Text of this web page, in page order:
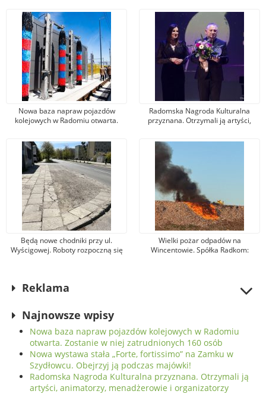
Nowa baza napraw pojazdów
kolejowych w Radomiu otwarta.
osób
Radomska Nagroda Kulturalna
przyznana. Otrzymali ją artyści,
organizatorzy wydarzeń
Będą nowe chodniki przy ul.
Wyścigowej. Roboty rozpoczną się
Wielki pożar odpadów na
Wincentowie. Spółka Radkom:
Reklama
Najnowsze wpisy
Nowa baza napraw pojazdów kolejowych w Radomiu
otwarta. Zostanie w niej zatrudnionych 160 osób
Nowa wystawa stała „Forte, fortissimo” na Zamku w
Szydłowcu. Obejrzyj ją podczas majówki!
Radomska Nagroda Kulturalna przyznana. Otrzymali ją
artyści, animatorzy, menadżerowie i organizatorzy